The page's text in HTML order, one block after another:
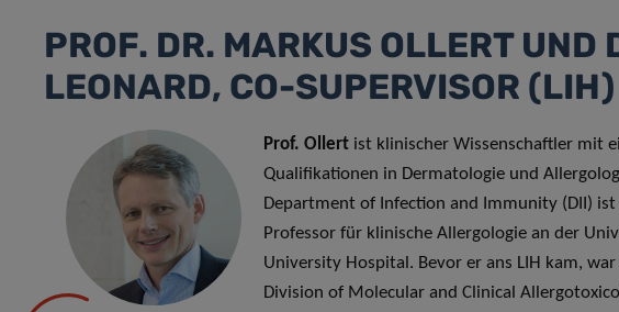
PROF. DR. MARKUS OLLERT UND
LEONARD, CO-SUPERVISOR (LIH)
Prof. Ollert ist klinischer Wissenschaftler mit
Qualifikationen in Dermatologie und
Department of Infection and Immunity (DII)
Professor für klinische Allergologie an der
University Hospital. Bevor er ans LIH kam,
Division of Molecular and Clinical